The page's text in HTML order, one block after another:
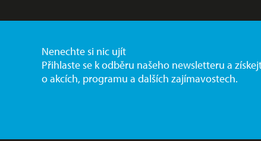
Nenechte si nic ujít
Přihlaste se k odběru našeho newsletteru a
o akcích, programu a dalších zajímavostech.